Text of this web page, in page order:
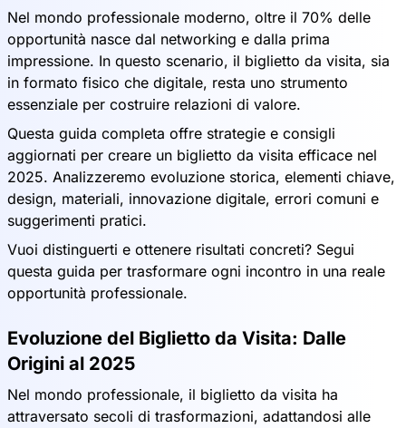
Nel mondo professionale moderno, oltre il 70% delle
opportunità nasce dal networking e dalla prima
impressione. In questo scenario, il biglietto da visita, sia
in formato fisico che digitale, resta uno strumento
essenziale per costruire relazioni di valore.
Questa guida completa offre strategie e consigli
aggiornati per creare un biglietto da visita efficace nel
2025. Analizzeremo evoluzione storica, elementi chiave,
design, materiali, innovazione digitale, errori comuni e
suggerimenti pratici.
Vuoi distinguerti e ottenere risultati concreti? Segui
questa guida per trasformare ogni incontro in una reale
opportunità professionale.
Evoluzione del Biglietto da Visita: Dalle
Origini al 2025
Nel mondo professionale, il biglietto da visita ha
attraversato secoli di trasformazioni, adattandosi alle